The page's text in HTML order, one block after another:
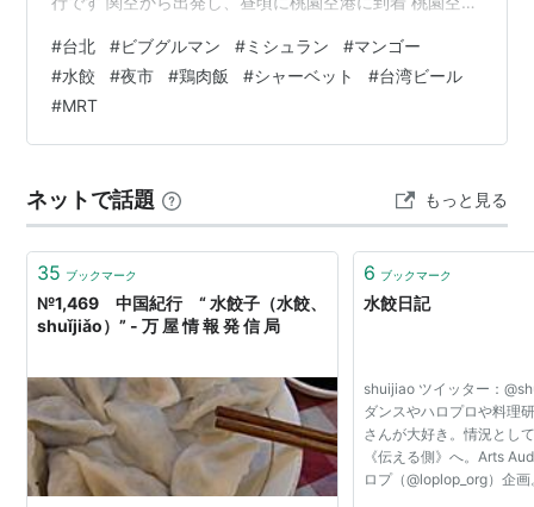
たる抽選が６月末まで実施されているので出発前に必ず
エントリーしよう！ クジ運が悪い麻婆野郎ですがなっん
と当たり！！マグロ嬢は、、、 当たった電子マネーでカ
ルフールでお土産を爆買いしたでぇ～ 桃園空港内の銀行
桃園空港と台北間往復と台北MRT…
#台北 #ビブグルマン #ミシュラン #マンゴー
#水餃 #夜市 #鶏肉飯 #シャーベット #台湾ビール
#MRT
ネットで話題 もっと見る
35 ブックマーク
№1,469 中国紀行 “ 水餃子（水餃、
shuǐjiǎo）” - 万 屋 情 報 発 信 局
6 ブックマーク
水餃日記
shuijiao ツイッター：
ダンスやハロプロや料理
さんが大好き。情況とし
《伝える側》へ。Arts
ロプ（@loplop_org）企画